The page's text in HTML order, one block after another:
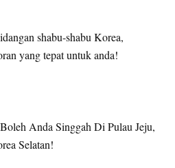
shabu-shabu Korea,
yang tepat untuk anda!